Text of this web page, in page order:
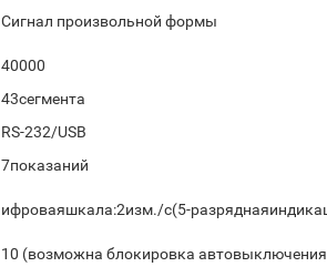
Сигнал произвольной формы
40000
43сегмента
RS-232/USB
7показаний
ифроваяшкала:2изм./с(5-
10 (возможна блокировка